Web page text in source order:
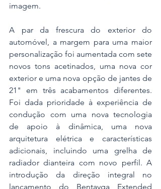
imagem.
A par da frescura do exterior do
automóvel, a margem para uma maior
personalização foi aumentada com sete
novos tons acetinados, uma nova cor
exterior e uma nova opção de jantes de
21" em três acabamentos diferentes.
Foi dada prioridade à experiência de
condução com uma nova tecnologia
de apoio à dinâmica, uma nova
arquitetura elétrica e características
adicionais, incluindo uma grelha de
radiador dianteira com novo perfil. A
introdução da direção integral no
lançamento do Bentayga Extended